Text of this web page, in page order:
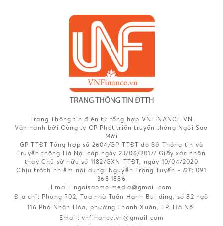
Trang Thông tin điện tử tổng hợp VNFINANCE.VN
Vận hành bởi Công ty CP Phát triển truyền thông Ngôi Sao
Mới
GP TTĐT Tổng hợp số 2604/GP-TTĐT do Sở Thông tin và
Truyền thông Hà Nội cấp ngày 23/06/2017/ Giấy xác nhận
thay Chủ sở hữu số 1182/GXN-TTĐT, ngày 10/04/2020
Chịu trách nhiệm nội dung: Nguyễn Trọng Tuyến - ĐT: 091
368 1886
Email: ngoisaomoimedia@gmail.com
Địa chỉ: Phòng 502, Tòa nhà Tuấn Hạnh Building, số 82 ngõ
116 Phố Nhân Hòa, phường Thanh Xuân, TP. Hà Nội
Email: vnfinance.vn@gmail.com